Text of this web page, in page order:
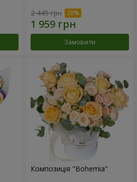
2 449 грн
Замовити
Композиція "Bohemia"